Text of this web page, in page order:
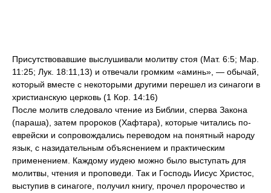
Присутствовавшие выслушивали молитву стоя (Мат. 6:5; Map.
11:25; Лук. 18:11,13) и отвечали громким «аминь», — обычай,
который вместе с некоторыми другими перешел из синагоги в
христианскую церковь (1 Кор. 14:16)
После молитв следовало чтение из Библии, сперва Закона
(параша), затем пророков (Хафтара), которые читались по-
еврейски и сопровождались переводом на понятный народу
язык, с назидательным объяснением и практическим
применением. Каждому иудею можно было выступать для
молитвы, чтения и проповеди. Так и Господь Иисус Христос,
выступив в синагоге, получил книгу, прочел пророчество и